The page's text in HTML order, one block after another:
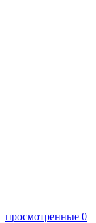
просмотренные 0